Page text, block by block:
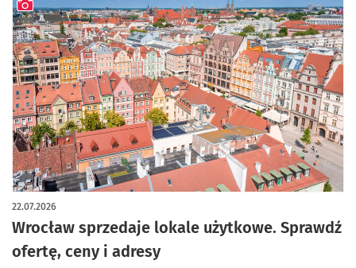
Wrocław sprzedaje lokale użytkowe. Sprawdź
ofertę, ceny i adresy
22.07.2026
artykuł z galerią zdjęć